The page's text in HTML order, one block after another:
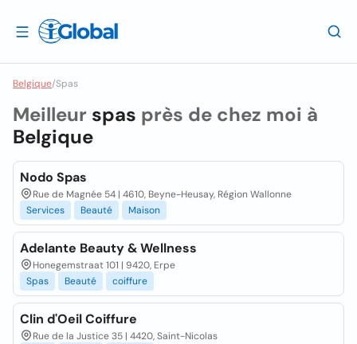
Belgique/Spas
Meilleur spas près de chez moi à
Belgique
Nodo Spas
Rue de Magnée 54 | 4610, Beyne-Heusay, Région Wallonne
Services
Beauté Maison
Adelante Beauty & Wellness
Honegemstraat 101 | 9420, Erpe
Spas
Beauté coiffure
Clin d'Oeil Coiffure
Rue de la Justice 35 | 4420, Saint-Nicolas